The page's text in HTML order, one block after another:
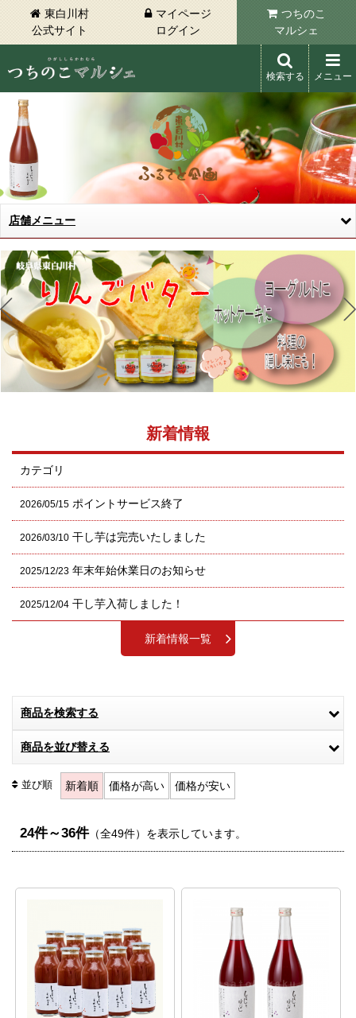
東白川村
公式サイト
マイページ
ログイン
つちのこ
マルシェ
東白川村 つちのこマルシェ
検索する メニュー
店舗メニュー
新着情報
カテゴリ
2026/05/15 ポイントサービス終了
2026/03/10 干し芋は完売いたしました
2025/12/23 年末年始休業日のお知らせ
2025/12/04 干し芋入荷しました！
新着情報一覧
商品を検索する
商品を並び替える
並び順 新着順 価格が高い 価格が安い
24件～36件（全49件）を表示しています。